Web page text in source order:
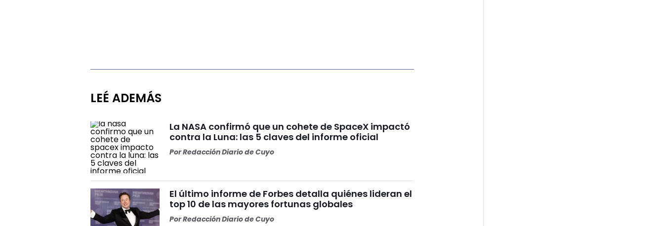
LEÉ ADEMÁS
La NASA confirmó que un cohete de SpaceX impactó
contra la Luna: las 5 claves del informe oficial
PorRedacción Diario de Cuyo
El último informe de Forbes detalla quiénes lideran el
top 10 de las mayores fortunas globales
PorRedacción Diario de Cuyo